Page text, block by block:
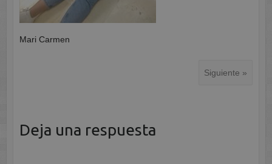
Mari Carmen
Siguiente »
Deja una respuesta